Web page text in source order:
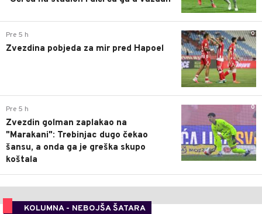
0
Pre 5 h
Zvezdina pobjeda za mir pred Hapoel
0
Pre 5 h
Zvezdin golman zaplakao na
"Marakani": Trebinjac dugo čekao
šansu, a onda ga je greška skupo
koštala
KOLUMNA - NEBOJŠA ŠATARA